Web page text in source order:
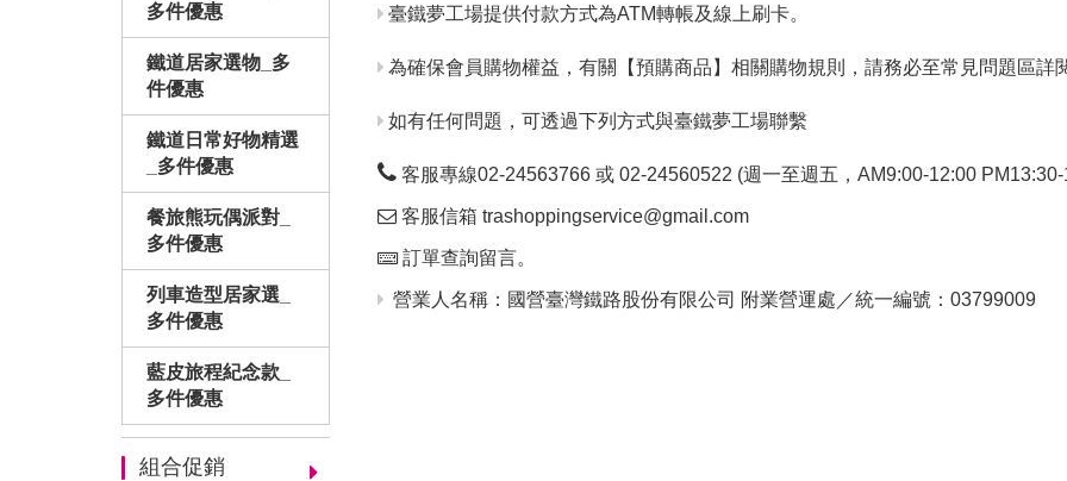
多件優惠
鐵道居家選物_多
件優惠
鐵道日常好物精選
_多件優惠
餐旅熊玩偶派對_
多件優惠
列車造型居家選_
多件優惠
藍皮旅程紀念款_
多件優惠
組合促銷
臺鐵夢工場提供付款方式為ATM轉帳及線上刷卡。
為確保會員購物權益，有關【預購商品】相關購物規則，請務必至常見問題區詳
如有任何問題，可透過下列方式與臺鐵夢工場聯繫
客服專線02-24563766 或 02-24560522 (週一至週五，AM9:00-12:00
客服信箱 trashoppingservice@gmail.com
訂單查詢留言。
營業人名稱：國營臺灣鐵路股份有限公司 附業營運處／統一編號：03799009